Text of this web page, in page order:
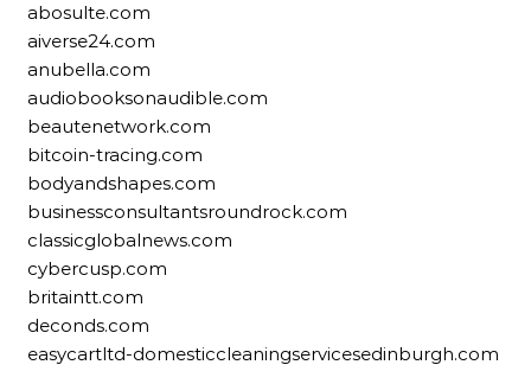
abosulte.com
aiverse24.com
anubella.com
audiobooksonaudible.com
beautenetwork.com
bitcoin-tracing.com
bodyandshapes.com
businessconsultantsroundrock.com
classicglobalnews.com
cybercusp.com
britaintt.com
deconds.com
easycartltd-domesticcleaningservicesedinburgh.com